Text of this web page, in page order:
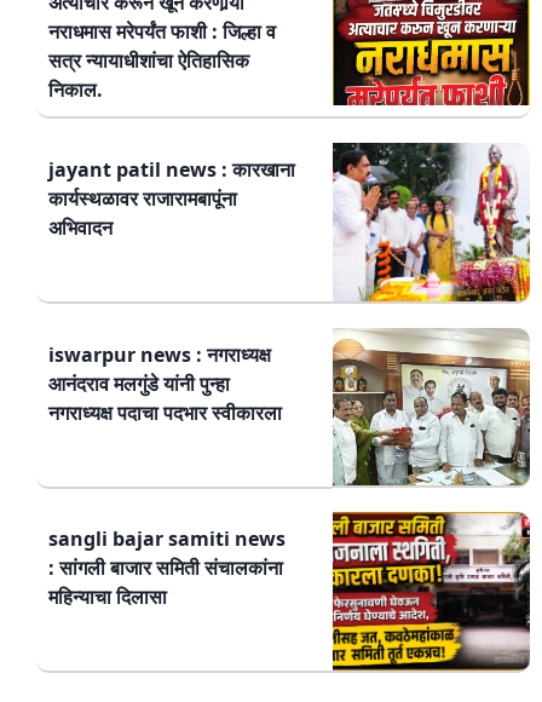
नराधमास मरेपर्यंत फाशी : जिल्हा व
सत्र न्यायाधीशांचा ऐतिहासिक
निकाल.
jayant patil news : कारखाना
कार्यस्थळावर राजारामबापूंना
अभिवादन
iswarpur news : नगराध्यक्ष
आनंदराव मलगुंडे यांनी पुन्हा
नगराध्यक्ष पदाचा पदभार स्वीकारला
sangli bajar samiti news
: सांगली बाजार समिती संचालकांना
महिन्याचा दिलासा